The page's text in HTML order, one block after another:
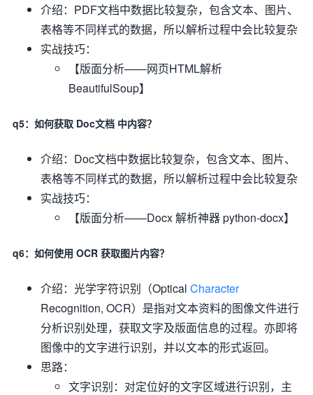
介绍：PDF文档中数据比较复杂，包含文本、图片、
表格等不同样式的数据，所以解析过程中会比较复杂
实战技巧：
【版面分析——网页HTML解析
BeautifulSoup】
q5：如何获取 Doc文档 中内容？
介绍：Doc文档中数据比较复杂，包含文本、图片、
表格等不同样式的数据，所以解析过程中会比较复杂
实战技巧：
【版面分析——Docx 解析神器 python-docx】
q6：如何使用 OCR 获取图片内容？
介绍：光学字符识别（Optical Character
Recognition, OCR）是指对文本资料的图像文件进行
分析识别处理，获取文字及版面信息的过程。亦即将
图像中的文字进行识别，并以文本的形式返回。
思路：
文字识别：对定位好的文字区域进行识别，主